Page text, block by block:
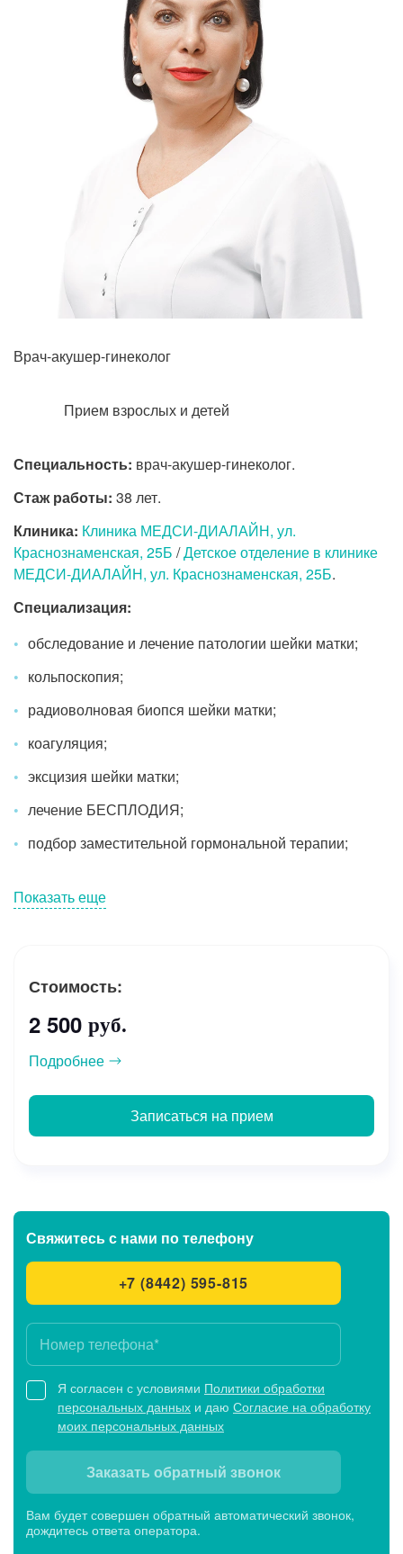
Прием кардиолога
Врач-акушер-гинеколог
Прием взрослых и детей
Специальность: врач-акушер-гинеколог.
Стаж работы: 38 лет.
Клиника: Клиника МЕДСИ-ДИАЛАЙН, ул.
Краснознаменская, 25Б /Детское отделение в клинике
МЕДСИ-ДИАЛАЙН, ул. Краснознаменская, 25Б.
Специализация:
обследование и лечение патологии шейки матки;
кольпоскопия;
радиоволновая биопся шейки матки;
коагуляция;
эксцизия шейки матки;
лечение БЕСПЛОДИЯ;
подбор заместительной гормональной терапии;
Показать еще
Стоимость:
2 500 руб.
Подробнее
Записаться на прием
Свяжитесь с нами по телефону
+7 (8442) 595-815
Я согласен с условиями Политики обработки
персональных данных и даю Согласие на обработку
моих персональных данных
Заказать обратный звонок
Вам будет совершен обратный автоматический звонок,
дождитесь ответа оператора.